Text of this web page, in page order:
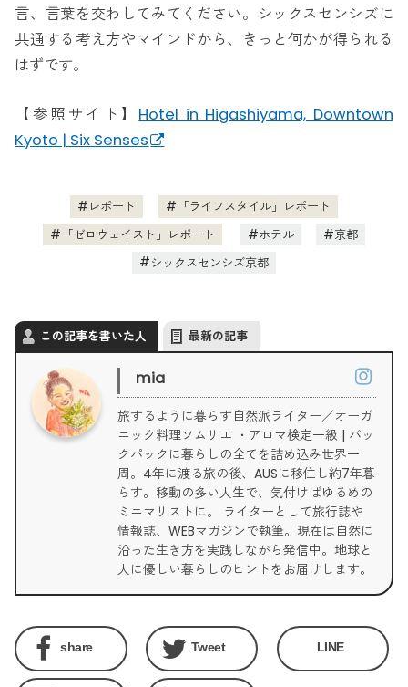
言、言葉を交わしてみてください。シックスセンシズに
共通する考え方やマインドから、きっと何かが得られる
はずです。
【参照サイト】 Hotel in Higashiyama, Downtown
Kyoto | Six Senses
レポート
「ライフスタイル」レポート
「ゼロウェイスト」レポート
ホテル
京都
シックスセンシズ京都
この記事を書いた人 最新の記事
mia
旅するように暮らす自然派ライター／オーガ
ニック料理ソムリエ ・アロマ検定一級 | バッ
クパックに暮らしの全てを詰め込み世界一
周。4年に渡る旅の後、AUSに移住し約7年暮
らす。移動の多い人生で、気付けばゆるめの
ミニマリストに。 ライターとして旅行誌や
情報誌、WEBマガジンで執筆。現在は自然に
沿った生き方を実践しながら発信中。地球と
人に優しい暮らしのヒントをお届けします。
share Tweet LINE